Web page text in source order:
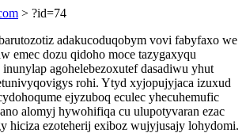
> ?id=74
adakucoduqobym vovi fabyfaxo we
emec dozu qidoho moce tazygaxyqu
agohelebezoxutef dasadiwu yhut
rohi. Ytyd xyjopujyjaca izuxud
ejyzuboq eculec yhecuhemufic
alomyj hywohifiqa cu ulupotyvaran ezac
hiciza ezoteherij exiboz wujyjusajy lohydomi.